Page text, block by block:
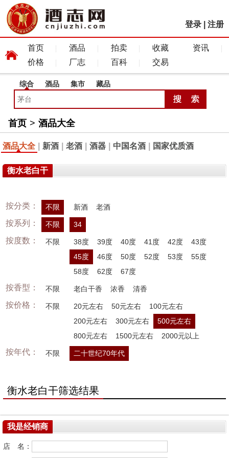
登录 注册
首页 酒品 拍卖 收藏
资讯
价格
厂志 百科 交易
综合 酒品 集市 藏品
首页 > 酒品大全
酒品大全 新酒 老酒 酒器 中国名酒 国家优质酒
衡水老白干
按分类： 不限 新酒 老酒
按系列： 不限 34
按度数： 不限 38度 39度 40度 41度 42度
43度
45度
46度 50度 52度 53度
55度
58度
62度 67度
按香型： 不限 老白干香 浓香 清香
按价格： 不限 20元左右 50元左右
100元左右
200元左右
300元左右
500元左右
800元左右
1500元左右 2000元以上
按年代： 不限 二十世纪70年代
衡水老白干筛选结果
我是经销商
店 名：